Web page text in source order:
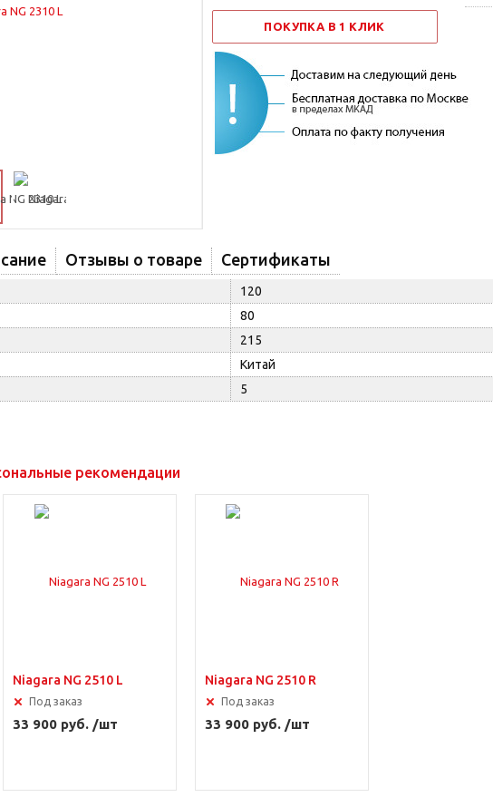
ПОКУПКА В 1 КЛИК
Отзывы о товаре Сертификаты
120
80
215
Китай
5
рекомендации
Niagara NG 2510 L
Под заказ
33 900 руб. /шт
Niagara NG 2510 R
Под заказ
33 900 руб. /шт